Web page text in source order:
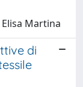
Martina
di